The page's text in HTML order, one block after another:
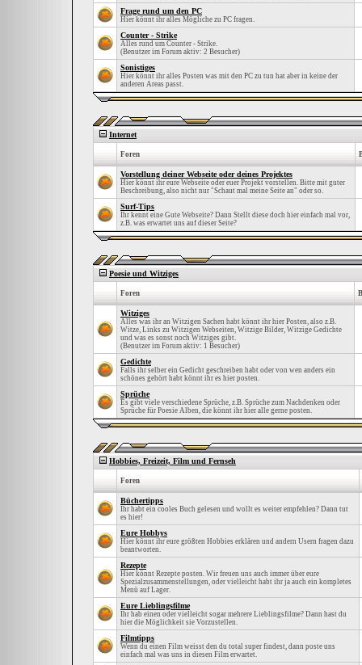
Frage rund um den PC
Hier könnt ihr alles Mögliche zu PC fragen.
Counter - Strike
Alles rund um Counter - Strike.
(Benutzer im Forum aktiv: 2 Besucher)
Sonistiges
Hier könnt ihr alles Posten was mit den PC zu tun hat aber in keine der
anderen Areas passt.
Internet
Foren
Vorstellung deiner Webseite oder deines Projektes
Hier könnt ihr eure Webseite oder euer Projekt vorstellen. Bitte mit guter
Beschreibung, also nicht nur "Schaut mal meine Seite an" oder so.
Surf-Tips
Ihr kennt eine Gute Webseite? Dann Stellt diese doch hier einfach mal vor,
z.B. was erwartet uns auf dieser Seite?
Poesie und Witziges
Foren
Witziges
Alles was ihr an Witzigen Sachen habt könnt ihr hier Posten, also z.B.
Witze, Links zu Witzigen Webseiten, Witzige Bilder, Witzige Gedichte
und was es sonst noch Witziges gibt.
(Benutzer im Forum aktiv: 1 Besucher)
Gedichte
Falls ihr selber ein Gedicht geschreiben habt oder von wen anders ein
schönes gehört habt könnt ihr es hier posten.
Sprüche
Es gibt viele verschiedene Sprüche, z.B. Sprüche zum Nachdenken oder
Sprüche für Poesie Alben, die könnt ihr hier alle gerne posten.
Hobbies, Freizeit, Film und Fernseh
Foren
Büchertipps
Ihr habt ein cooles Buch gelesen und wollt es weiter empfehlen? Dann tut
es hier!
Eure Hobbys
Hier könnt ihr eure größten Hobbies erklären und andern Usern fragen dazu
beantworten.
Rezepte
Hier könnt Rezepte posten. Wir freuen uns auch immer über eure
Spezialzusammenstellungen, oder vielleicht habt ihr ja auch ein kompletes
Menü auf Lager.
Eure Lieblingsfilme
Ihr hab einen oder vielleicht sogar mehrere Lieblingsfilme? Dann hast du
hier die Möglichkeit sie Vorzustellen.
Filmtipps
Wenn du einen Film weisst den du total super findest, dann poste uns
einfach mal was uns in diesen Film erwartet.